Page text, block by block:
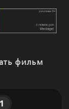
фильм